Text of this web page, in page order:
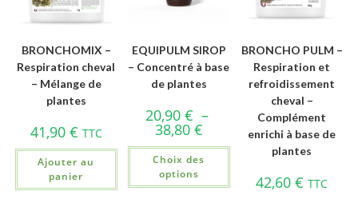
BRONCHOMIX –
Respiration cheval
– Mélange de
plantes
41,90 € TTC
Ajouter au
panier
EQUIPULM SIROP
– Concentré à base
de plantes
20,90 € –
38,80 €
Choix des
options
BRONCHO PULM –
Respiration et
refroidissement
cheval –
Complément
enrichi à base de
plantes
42,60€ TTC